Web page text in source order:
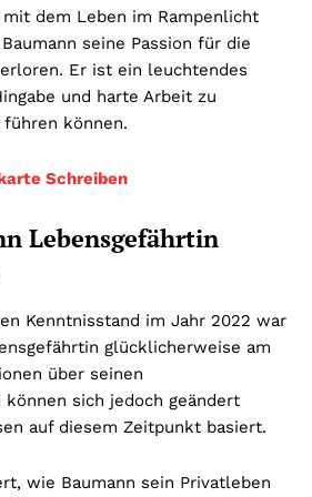
dem Leben im Rampenlicht
seine Passion für die
Er ist ein leuchtendes
und harte Arbeit zu
können.
Schreiben
Lebensgefährtin
Kenntnisstand im Jahr 2022 war
glücklicherweise am
über seinen
können sich jedoch geändert
auf diesem Zeitpunkt basiert.
wie Baumann sein Privatleben